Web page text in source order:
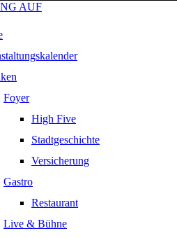
Foyer
High Five
Stadtgeschichte
Versicherung
Gastro
Restaurant
Live & Bühne